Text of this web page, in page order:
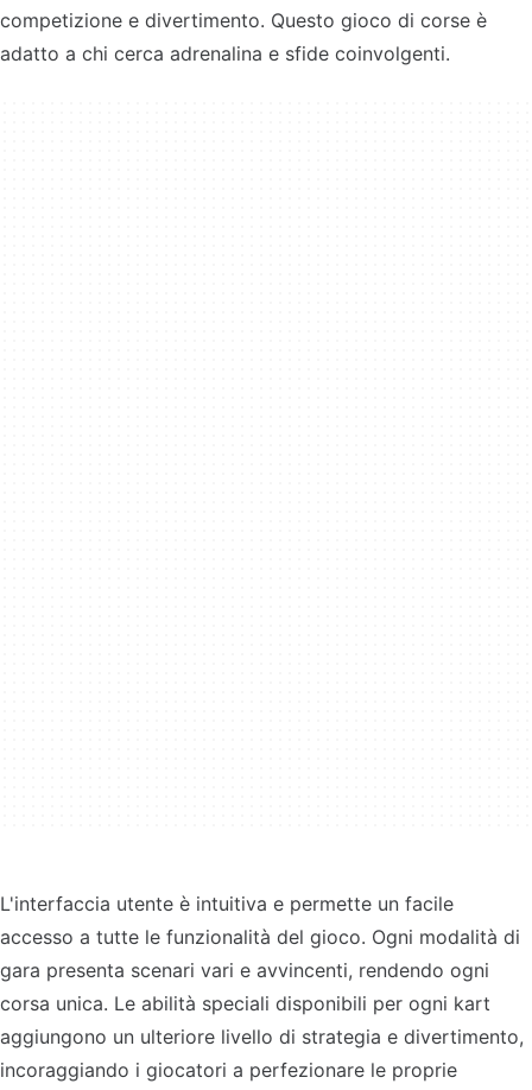
competizione e divertimento. Questo gioco di corse è
adatto a chi cerca adrenalina e sfide coinvolgenti.
L'interfaccia utente è intuitiva e permette un facile
accesso a tutte le funzionalità del gioco. Ogni modalità di
gara presenta scenari vari e avvincenti, rendendo ogni
corsa unica. Le abilità speciali disponibili per ogni kart
aggiungono un ulteriore livello di strategia e divertimento,
incoraggiando i giocatori a perfezionare le proprie